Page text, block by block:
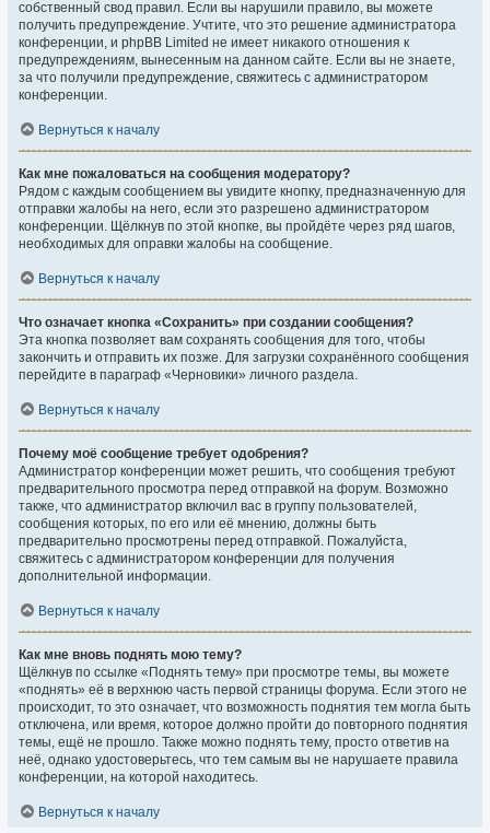
собственный свод правил. Если вы нарушили правило, вы можете
получить предупреждение. Учтите, что это решение администратора
конференции, и phpBB Limited не имеет никакого отношения к
предупреждениям, вынесенным на данном сайте. Если вы не знаете,
за что получили предупреждение, свяжитесь с администратором
конференции.
Вернуться к началу
Как мне пожаловаться на сообщения модератору?
Рядом с каждым сообщением вы увидите кнопку, предназначенную для
отправки жалобы на него, если это разрешено администратором
конференции. Щёлкнув по этой кнопке, вы пройдёте через ряд шагов,
необходимых для оправки жалобы на сообщение.
Вернуться к началу
Что означает кнопка «Сохранить» при создании сообщения?
Эта кнопка позволяет вам сохранять сообщения для того, чтобы
закончить и отправить их позже. Для загрузки сохранённого сообщения
перейдите в параграф «Черновики» личного раздела.
Вернуться к началу
Почему моё сообщение требует одобрения?
Администратор конференции может решить, что сообщения требуют
предварительного просмотра перед отправкой на форум. Возможно
также, что администратор включил вас в группу пользователей,
сообщения которых, по его или её мнению, должны быть
предварительно просмотрены перед отправкой. Пожалуйста,
свяжитесь с администратором конференции для получения
дополнительной информации.
Вернуться к началу
Как мне вновь поднять мою тему?
Щёлкнув по ссылке «Поднять тему» при просмотре темы, вы можете
«поднять» её в верхнюю часть первой страницы форума. Если этого не
происходит, то это означает, что возможность поднятия тем могла быть
отключена, или время, которое должно пройти до повторного поднятия
темы, ещё не прошло. Также можно поднять тему, просто ответив на
неё, однако удостоверьтесь, что тем самым вы не нарушаете правила
конференции, на которой находитесь.
Вернуться к началу